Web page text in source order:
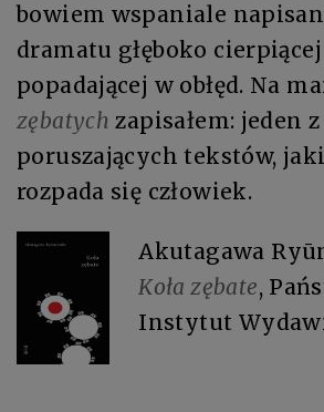
bowiem wspaniale
dramatu głęboko
popadającej w obłęd. Na
zębatych zapisałem: jeden
poruszających tekstów,
rozpada się człowiek.
Akutagawa
Koła zębate,
Instytut